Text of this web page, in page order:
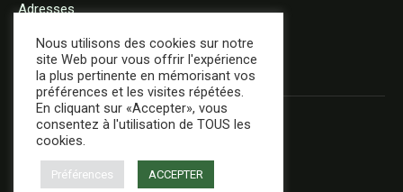
Adresses
Détails du compte
+ d'infos
Nous utilisons des cookies sur notre
site Web pour vous offrir l'expérience
la plus pertinente en mémorisant vos
préférences et les visites répétées.
En cliquant sur «Accepter», vous
consentez à l'utilisation de TOUS les
cookies.
Préférences ACCEPTER